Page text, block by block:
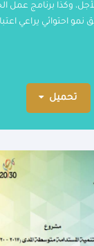
وكذا برنامج
احتوائي يراعي
تحميل